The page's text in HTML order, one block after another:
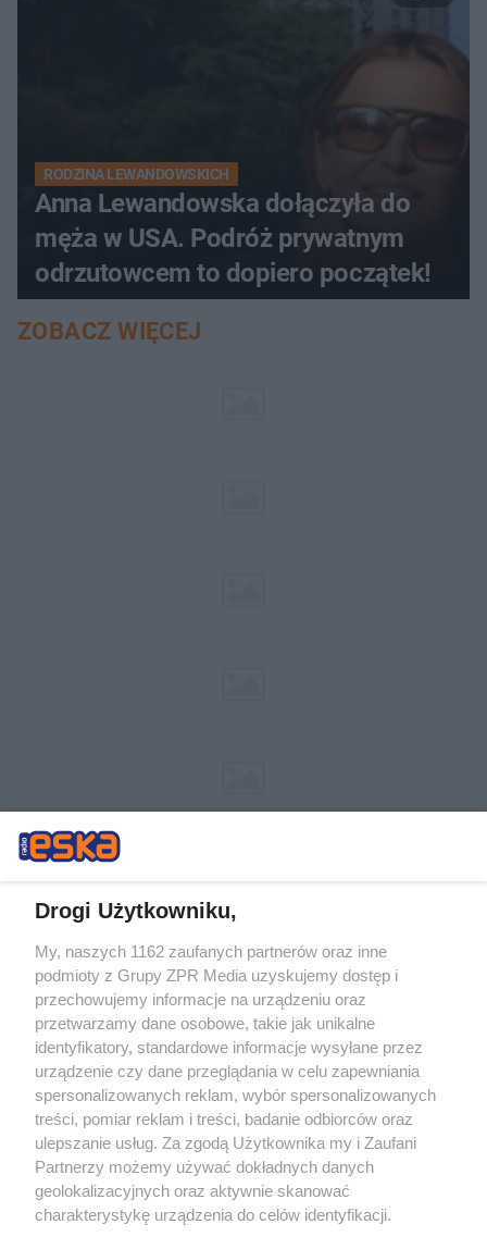
RODZINA LEWANDOWSKICH
Anna Lewandowska dołączyła do
męża w USA. Podróż prywatnym
odrzutowcem to dopiero początek!
ZOBACZ WIĘCEJ
Żaden utwór zamieszczony w serwisie nie może być powielany i
rozpowszechniany lub dalej rozpowszechniany w jakikolwiek sposób (w
tym także elektroniczny lub mechaniczny) na jakimkolwiek polu
eksploatacji w jakiejkolwiek formie, włącznie z umieszczaniem w
Internecie bez pisemnej zgody właściciela praw. Jakiekolwiek użycie lub
wykorzystanie utworów w całości lub w części z naruszeniem prawa,
tzn. bez właściwej zgody, jest zabronione pod groźbą kary i może być
ścigane prawnie.
Drogi Użytkowniku,
My, naszych 1162 zaufanych partnerów oraz inne
podmioty z Grupy ZPR Media uzyskujemy dostęp i
przechowujemy informacje na urządzeniu oraz
przetwarzamy dane osobowe, takie jak unikalne
identyfikatory, standardowe informacje wysyłane przez
urządzenie czy dane przeglądania w celu zapewniania
spersonalizowanych reklam, wybór spersonalizowanych
treści, pomiar reklam i treści, badanie odbiorców oraz
ulepszanie usług. Za zgodą Użytkownika my i Zaufani
Partnerzy możemy używać dokładnych danych
geolokalizacyjnych oraz aktywnie skanować
charakterystykę urządzenia do celów identyfikacji.